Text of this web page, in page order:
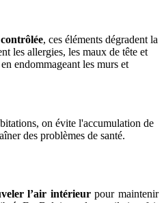
, ces éléments dégradent la
les allergies, les maux de tête et
endommageant les murs et
on évite l'accumulation de
des problèmes de santé.
l’air intérieurpour maintenir